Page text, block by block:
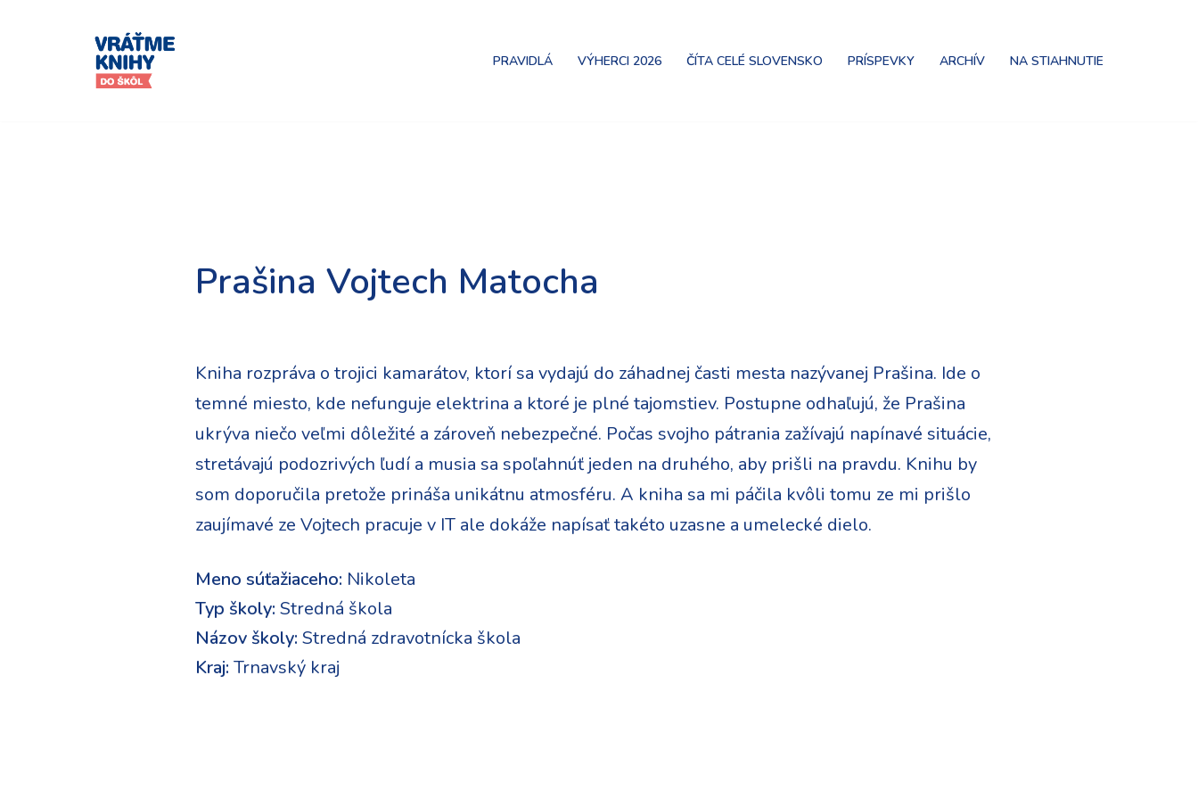
PRAVIDLÁ VÝHERCI 2026 ČÍTA CELÉ SLOVENSKO PRÍSPEVKY ARCHÍV NA STIAHNUTIE
Prašina Vojtech Matocha
Kniha rozpráva o trojici kamarátov, ktorí sa vydajú do záhadnej časti mesta nazývanej Prašina. Ide o
temné miesto, kde nefunguje elektrina a ktoré je plné tajomstiev. Postupne odhaľujú, že Prašina
ukrýva niečo veľmi dôležité a zároveň nebezpečné. Počas svojho pátrania zažívajú napínavé situácie,
stretávajú podozrivých ľudí a musia sa spoľahnúť jeden na druhého, aby prišli na pravdu. Knihu by
som doporučila pretože prináša unikátnu atmosféru. A kniha sa mi páčila kvôli tomu ze mi prišlo
zaujímavé ze Vojtech pracuje v IT ale dokáže napísať takéto uzasne a umelecké dielo.
Meno súťažiaceho: Nikoleta
Typ školy: Stredná škola
Názov školy: Stredná zdravotnícka škola
Kraj: Trnavský kraj